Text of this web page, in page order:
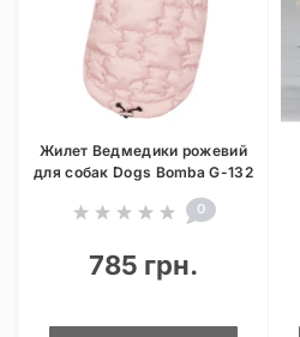
Жилет Ведмедики рожевий
для собак Dogs Bomba G-132
0
785 грн.